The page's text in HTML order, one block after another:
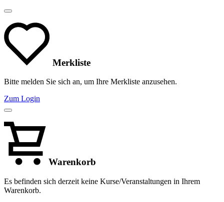
Merkliste
Bitte melden Sie sich an, um Ihre Merkliste anzusehen.
Zum Login
Warenkorb
Es befinden sich derzeit keine Kurse/Veranstaltungen in Ihrem
Warenkorb.